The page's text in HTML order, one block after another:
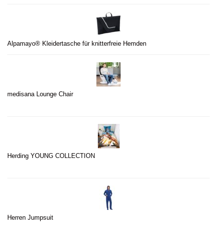
Alpamayo® Kleidertasche für knitterfreie Hemden
medisana Lounge Chair
Herding YOUNG COLLECTION
Herren Jumpsuit